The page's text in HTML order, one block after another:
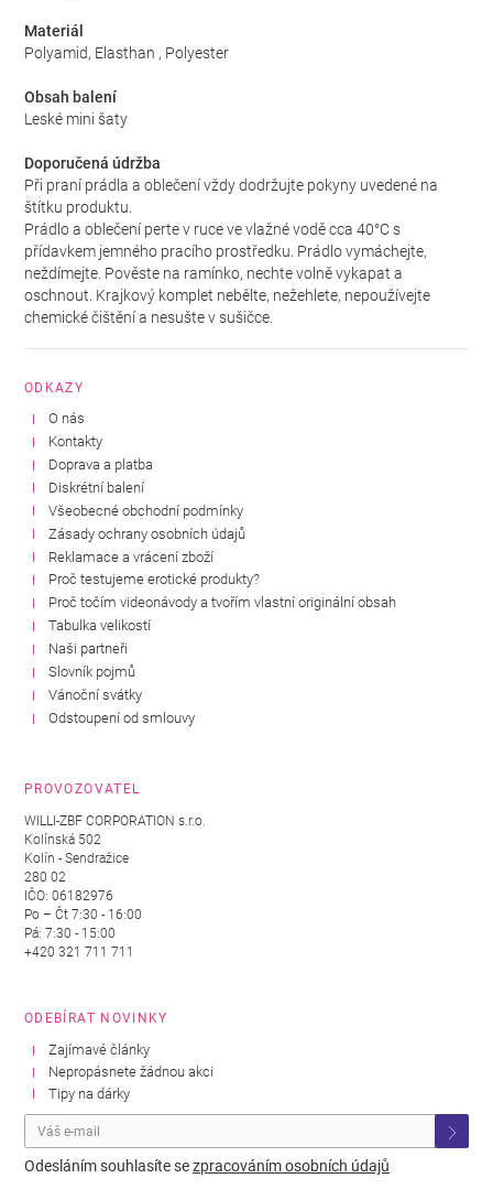
Materiál
Polyamid, Elasthan , Polyester
Obsah balení
Leské mini šaty
Doporučená údržba
Při praní prádla a oblečení vždy dodržujte pokyny uvedené na
štítku produktu.
Prádlo a oblečení perte v ruce ve vlažné vodě cca 40°C s
přídavkem jemného pracího prostředku. Prádlo vymáchejte,
neždímejte. Pověste na ramínko, nechte volně vykapat a
oschnout. Krajkový komplet nebělte, nežehlete, nepoužívejte
chemické čištění a nesušte v sušičce.
ODKAZY
O nás
Kontakty
Doprava a platba
Diskrétní balení
Všeobecné obchodní podmínky
Zásady ochrany osobních údajů
Reklamace a vrácení zboží
Proč testujeme erotické produkty?
Proč točím videonávody a tvořím vlastní originální obsah
Tabulka velikostí
Naši partneři
Slovník pojmů
Vánoční svátky
Odstoupení od smlouvy
PROVOZOVATEL
WILLI-ZBF CORPORATION s.r.o.
Kolínská 502
Kolín - Sendražice
280 02
IČO: 06182976
Po – Čt 7:30 - 16:00
Pá: 7:30 - 15:00
+420 321 711 711
ODEBÍRAT NOVINKY
Zajímavé články
Nepropásnete žádnou akci
Tipy na dárky
Odesláním souhlasíte sezpracováním osobních údajů